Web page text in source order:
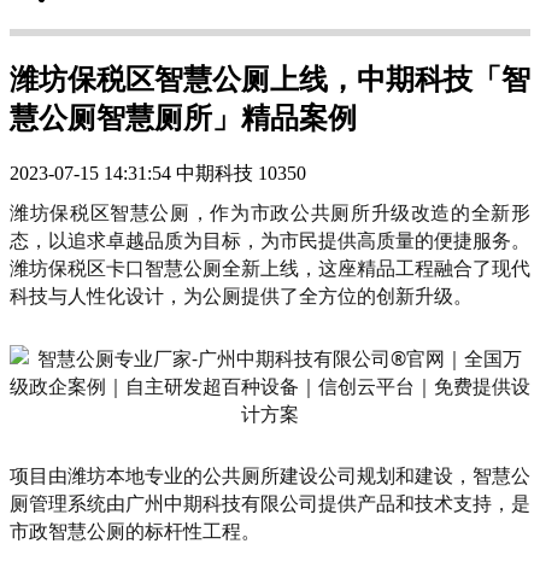
潍坊保税区智慧公厕上线，中期科技「智
慧公厕智慧厕所」精品案例
2023-07-15 14:31:54 中期科技 10350
潍坊保税区智慧公厕，作为市政公共厕所升级改造的全新形
态，以追求卓越品质为目标，为市民提供高质量的便捷服务。
潍坊保税区卡口智慧公厕全新上线，这座精品工程融合了现代
科技与人性化设计，为公厕提供了全方位的创新升级。
项目由潍坊本地专业的公共厕所建设公司规划和建设，智慧公
厕管理系统由广州中期科技有限公司提供产品和技术支持，是
市政智慧公厕的标杆性工程。